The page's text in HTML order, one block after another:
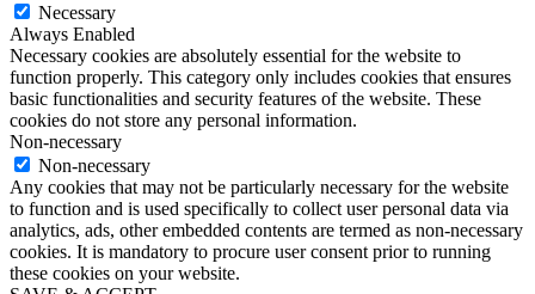
Necessary
Always Enabled
Necessary cookies are absolutely essential for the website to
function properly. This category only includes cookies that ensures
basic functionalities and security features of the website. These
cookies do not store any personal information.
Non-necessary
Non-necessary
Any cookies that may not be particularly necessary for the website
to function and is used specifically to collect user personal data via
analytics, ads, other embedded contents are termed as non-necessary
cookies. It is mandatory to procure user consent prior to running
these cookies on your website.